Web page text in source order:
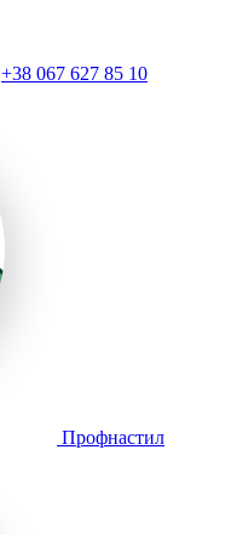
+38 067 627 85 10
Профнастил